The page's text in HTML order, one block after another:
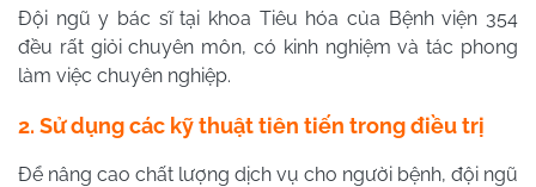
Đội ngũ y bác sĩ tại khoa Tiêu hóa của Bệnh viện 354
đều rất giỏi chuyên môn, có kinh nghiệm và tác phong
làm việc chuyên nghiệp.
2. Sử dụng các kỹ thuật tiên tiến trong điều trị
Để nâng cao chất lượng dịch vụ cho người bệnh, đội ngũ